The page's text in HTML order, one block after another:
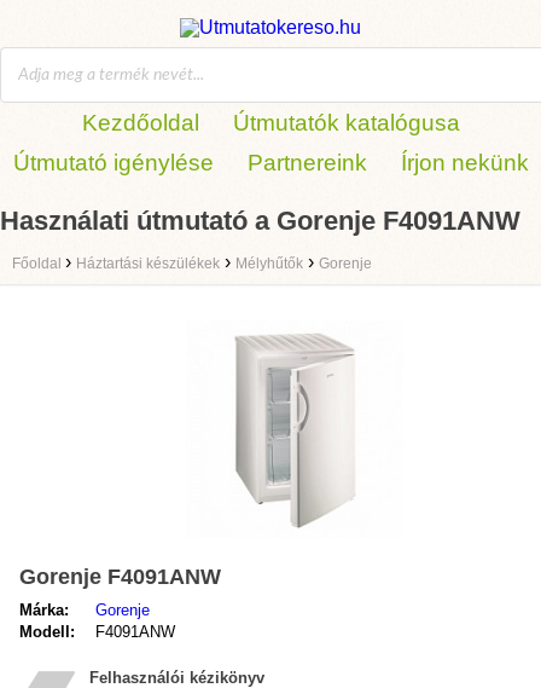
Kezdőoldal
Útmutatók katalógusa
Útmutató igénylése
Partnereink Írjon nekünk
Használati útmutató a Gorenje F4091ANW
Főoldal › Háztartási készülékek › Mélyhűtők › Gorenje
Gorenje F4091ANW
Márka:
Gorenje
Modell:
F4091ANW
Felhasználói kézikönyv